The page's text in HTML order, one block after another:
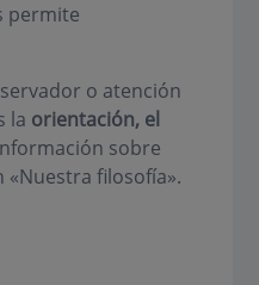
permite
o atención
la orientación, el
sobre
filosofía».